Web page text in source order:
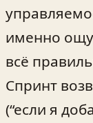
именно
всё
Спринт
(“если я